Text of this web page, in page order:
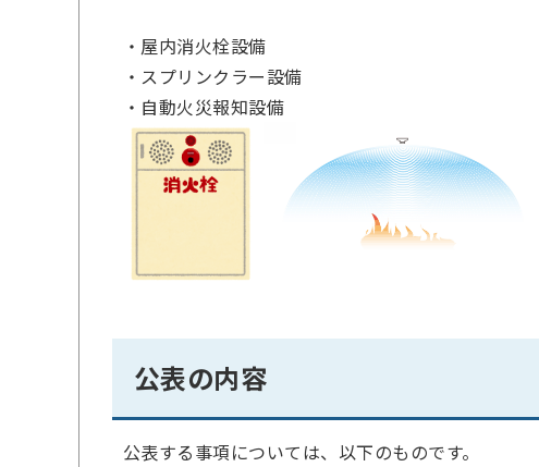
・屋内消火栓設備
・スプリンクラー設備
・自動火災報知設備
公表の内容
公表する事項については、以下のものです。